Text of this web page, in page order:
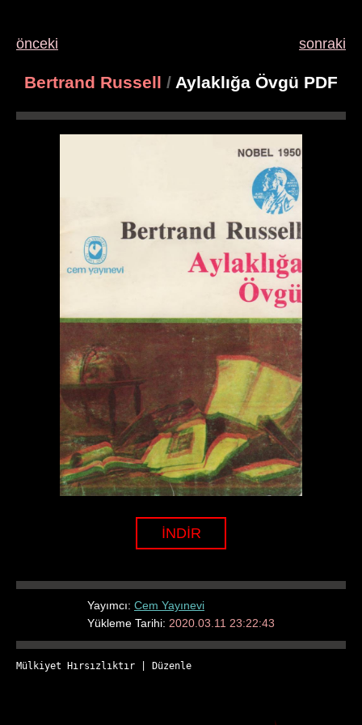
önceki sonraki
Bertrand Russell / Aylaklığa Övgü PDF
İNDİR
Yayımcı: Cem Yayınevi
Yükleme Tarihi: 2020.03.11 23:22:43
Mülkiyet Hırsızlıktır Düzenle